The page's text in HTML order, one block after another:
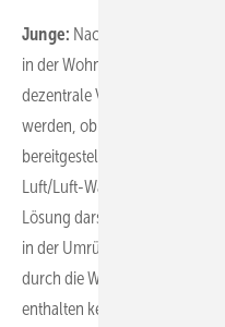
Junge: Nach unseren
in der Wohnungswirtschaft
dezentrale
werden, ob dezentral sowohl
bereitgestellt wird. Ist das nicht
Luft/Luft-Wärmepumpen,
Lösung darstellen. Allerdings
in der Umrüstung
durch die Wohnungen verlegt
enthalten kein einfaches